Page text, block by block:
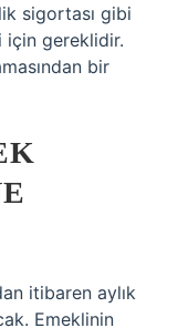
sigortası gibi
için gereklidir.
bir
itibaren aylık
Emeklinin